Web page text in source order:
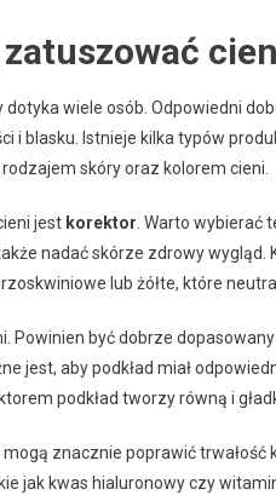
wiele osób. Odpowiedni
i blasku. Istnieje kilka typów
skóry oraz kolorem cieni.
jest korektor . Warto wybierać
nadać skórze zdrowy
lub żółte, które
Powinien być dobrze
jest, aby podkład miał
podkład tworzy równą i
znacznie poprawić
jak kwas hialuronowy czy